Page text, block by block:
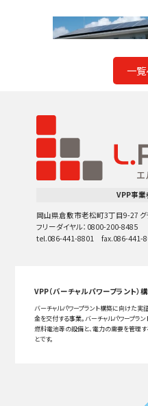
一覧
VPP事
岡山県倉敷市老松町3丁目9-27 グ
フリーダイヤル：0800-200-8485
tel.086-441-8801 fax.086-441-
VPP（バーチャルパワープラント）
バーチャルパワープラント構築に向けた
金を交付する事業。バーチャルパワープラ
燃料電池等の設備と、電力の需要を管理す
とです。